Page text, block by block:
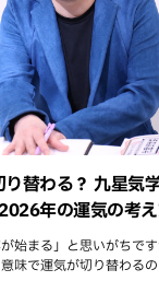
替わる？ 九星気
年の運気の考
が始まる」と思いがちで
味で運気が切り替わる